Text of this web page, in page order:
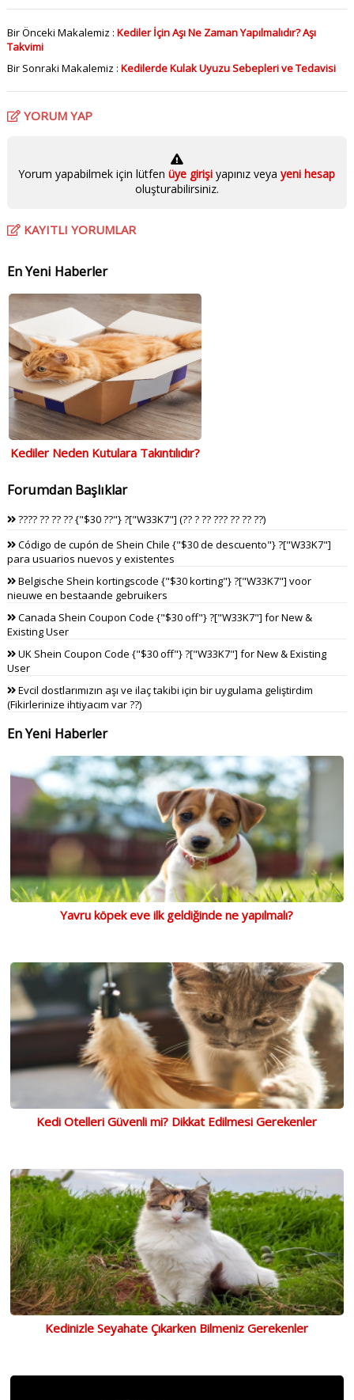
Bir Önceki Makalemiz : Kediler İçin Aşı Ne Zaman Yapılmalıdır? Aşı
Takvimi
Bir Sonraki Makalemiz : Kedilerde Kulak Uyuzu Sebepleri ve Tedavisi
YORUM YAP
Yorum yapabilmek için lütfenüye girişiyapınız veya yeni hesap
oluşturabilirsiniz.
KAYITLI YORUMLAR
En Yeni Haberler
Kediler Neden Kutulara Takıntılıdır?
Forumdan Başlıklar
???? ?? ?? ?? {"$30 ??"} ?["W33K7"] (?? ? ?? ??? ?? ?? ??)
Código de cupón de Shein Chile {"$30 de descuento"} ?["W33K7"]
para usuarios nuevos y existentes
Belgische Shein kortingscode {"$30 korting"} ?["W33K7"] voor
nieuwe en bestaande gebruikers
Canada Shein Coupon Code {"$30 off"} ?["W33K7"] for New &
Existing User
UK Shein Coupon Code {"$30 off"} ?["W33K7"] for New & Existing
User
Evcil dostlarımızın aşı ve ilaç takibi için bir uygulama geliştirdim
(Fikirlerinize ihtiyacım var ??)
En Yeni Haberler
Yavru köpek eve ilk geldiğinde ne yapılmalı?
Kedi Otelleri Güvenli mi? Dikkat Edilmesi Gerekenler
Kedinizle Seyahate Çıkarken Bilmeniz Gerekenler